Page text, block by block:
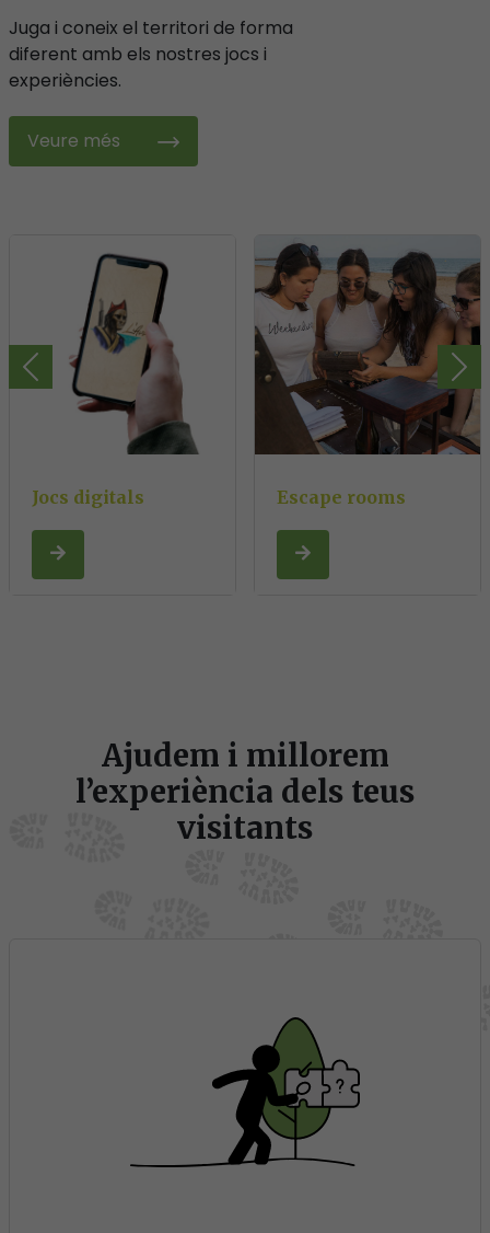
Juga i coneix el territori de forma
diferent amb els nostres jocs i
experiències.
Veure més
Jocs digitals Escape rooms
Previous
Ajudem i millorem
l’experiència dels teus
visitants